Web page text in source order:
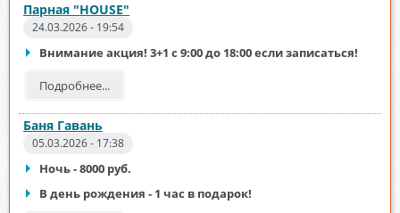
Парная "HOUSE"
24.03.2026 - 19:54
Внимание акция! 3+1 с 9:00 до 18:00 если записаться!
Подробнее...
Баня Гавань
05.03.2026 - 17:38
Ночь - 8000 руб.
В день рождения - 1 час в подарок!